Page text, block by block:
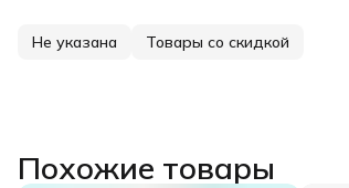
Не указана Товары со скидкой
Похожие товары